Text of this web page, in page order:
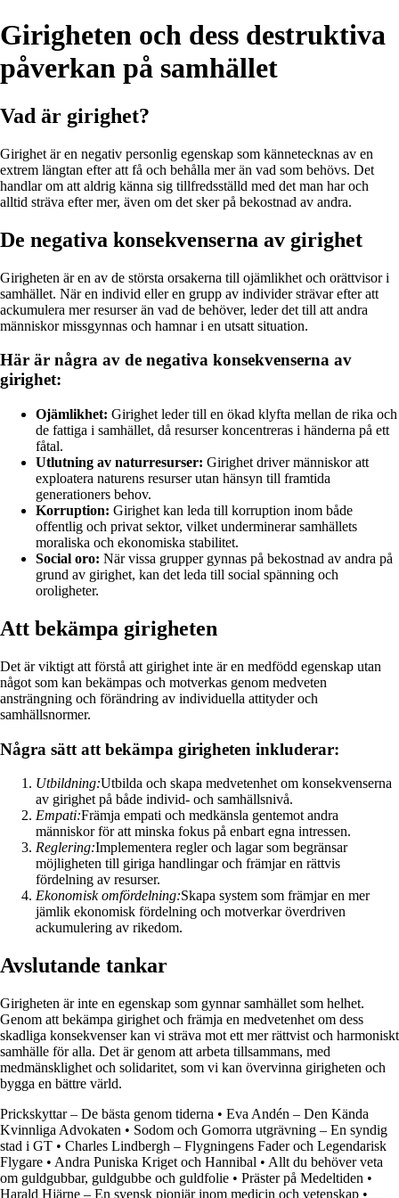
Girigheten och dess destruktiva
påverkan på samhället
Vad är girighet?
Girighet är en negativ personlig egenskap som kännetecknas av en
extrem längtan efter att få och behålla mer än vad som behövs. Det
handlar om att aldrig känna sig tillfredsställd med det man har och
alltid sträva efter mer, även om det sker på bekostnad av andra.
De negativa konsekvenserna av girighet
Girigheten är en av de största orsakerna till ojämlikhet och orättvisor i
samhället. När en individ eller en grupp av individer strävar efter att
ackumulera mer resurser än vad de behöver, leder det till att andra
människor missgynnas och hamnar i en utsatt situation.
Här är några av de negativa konsekvenserna av
girighet:
Ojämlikhet: Girighet leder till en ökad klyfta mellan de rika och
de fattiga i samhället, då resurser koncentreras i händerna på ett
fåtal.
Utlutning av naturresurser: Girighet driver människor att
exploatera naturens resurser utan hänsyn till framtida
generationers behov.
Korruption: Girighet kan leda till korruption inom både
offentlig och privat sektor, vilket underminerar samhällets
moraliska och ekonomiska stabilitet.
Social oro: När vissa grupper gynnas på bekostnad av andra på
grund av girighet, kan det leda till social spänning och
oroligheter.
Att bekämpa girigheten
Det är viktigt att förstå att girighet inte är en medfödd egenskap utan
något som kan bekämpas och motverkas genom medveten
ansträngning och förändring av individuella attityder och
samhällsnormer.
Några sätt att bekämpa girigheten inkluderar:
Utbildning:Utbilda och skapa medvetenhet om konsekvenserna
av girighet på både individ- och samhällsnivå.
Empati:Främja empati och medkänsla gentemot andra
människor för att minska fokus på enbart egna intressen.
Reglering:Implementera regler och lagar som begränsar
möjligheten till giriga handlingar och främjar en rättvis
fördelning av resurser.
Ekonomisk omfördelning:Skapa system som främjar en mer
jämlik ekonomisk fördelning och motverkar överdriven
ackumulering av rikedom.
Avslutande tankar
Girigheten är inte en egenskap som gynnar samhället som helhet.
Genom att bekämpa girighet och främja en medvetenhet om dess
skadliga konsekvenser kan vi sträva mot ett mer rättvist och harmoniskt
samhälle för alla. Det är genom att arbeta tillsammans, med
medmänsklighet och solidaritet, som vi kan övervinna girigheten och
bygga en bättre värld.
Prickskyttar – De bästa genom tiderna • Eva Andén – Den Kända
Kvinnliga Advokaten • Sodom och Gomorra utgrävning – En syndig
stad i GT • Charles Lindbergh – Flygningens Fader och Legendarisk
Flygare • Andra Puniska Kriget och Hannibal • Allt du behöver veta
om guldgubbar, guldgubbe och guldfolie • Präster på Medeltiden •
Harald Hjärne – En svensk pionjär inom medicin och vetenskap •